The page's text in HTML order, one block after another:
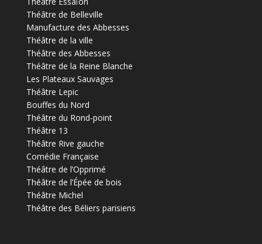
Théâtre de Belleville
Manufacture des Abbesses
Théâtre de la ville
Théâtre des Abbesses
Théâtre de la Reine Blanche
Les Plateaux Sauvages
Théâtre Lepic
Bouffes du Nord
Théâtre du Rond-point
Théâtre 13
Théâtre Rive gauche
Comédie Française
Théâtre de l’Opprimé
Théâtre de l’Épée de bois
Théâtre Michel
Théâtre des Béliers parisiens